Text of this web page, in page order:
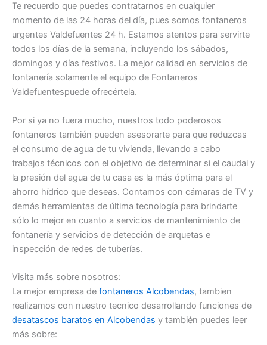
Te recuerdo que puedes contratarnos en cualquier
momento de las 24 horas del día, pues somos fontaneros
urgentes Valdefuentes 24 h. Estamos atentos para servirte
todos los días de la semana, incluyendo los sábados,
domingos y días festivos. La mejor calidad en servicios de
fontanería solamente el equipo de Fontaneros
Valdefuentespuede ofrecértela.
Por si ya no fuera mucho, nuestros todo poderosos
fontaneros también pueden asesorarte para que reduzcas
el consumo de agua de tu vivienda, llevando a cabo
trabajos técnicos con el objetivo de determinar si el caudal y
la presión del agua de tu casa es la más óptima para el
ahorro hídrico que deseas. Contamos con cámaras de TV y
demás herramientas de última tecnología para brindarte
sólo lo mejor en cuanto a servicios de mantenimiento de
fontanería y servicios de detección de arquetas e
inspección de redes de tuberías.
Visita más sobre nosotros:
La mejor empresa de fontaneros Alcobendas, tambien
realizamos con nuestro tecnico desarrollando funciones de
desatascos baratos en Alcobendas y también puedes leer
más sobre: